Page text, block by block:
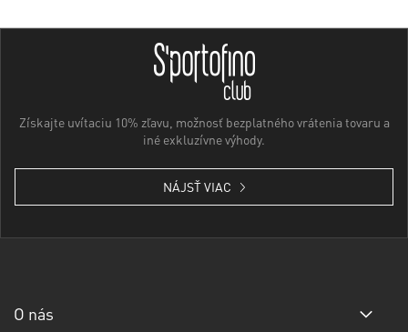
Získajte uvítaciu 10% zľavu, možnosť bezplatného vrátenia tovaru a
iné exkluzívne výhody.
NÁJSŤ VIAC
O nás